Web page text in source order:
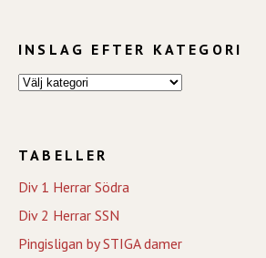
INSLAG EFTER KATEGORI
TABELLER
Div 1 Herrar Södra
Div 2 Herrar SSN
Pingisligan by STIGA damer